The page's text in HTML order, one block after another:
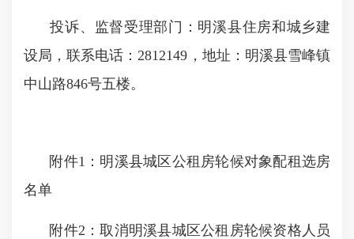
投诉、监督受理部门：明溪县住房和城乡建
设局，联系电话：2812149，地址：明溪县雪峰镇
中山路846号五楼。
附件1：明溪县城区公租房轮候对象配租选房
名单
附件2：取消明溪县城区公租房轮候资格人员